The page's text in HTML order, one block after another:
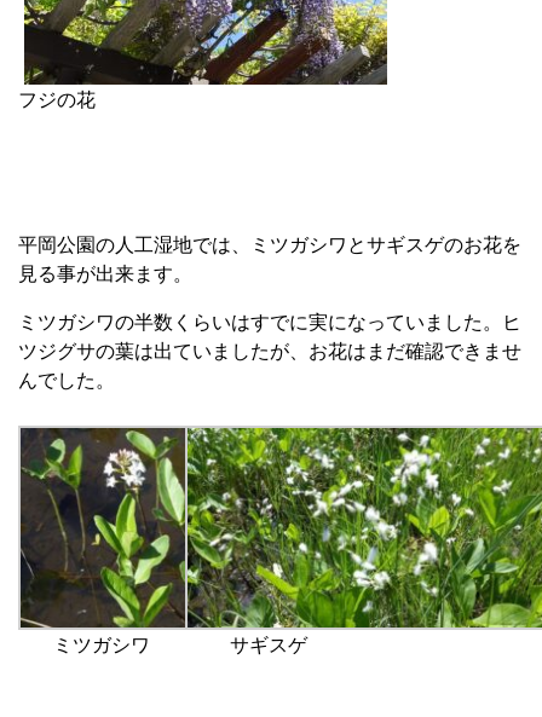
フジの花
平岡公園の人工湿地では、ミツガシワとサギスゲのお花を
見る事が出来ます。
ミツガシワの半数くらいはすでに実になっていました。ヒ
ツジグサの葉は出ていましたが、お花はまだ確認できませ
んでした。
ミツガシワ サギスゲ